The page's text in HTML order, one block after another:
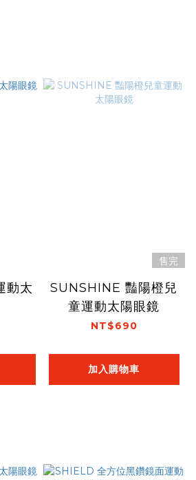
動太
售完
SUNSHINE 豔陽橙兒
童運動太陽眼鏡
NT$690
加入購物車